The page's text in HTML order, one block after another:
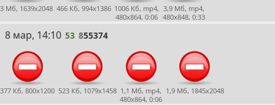
3 Мб, 1639x2048 466 Кб, 994x1386 1006 Кб, mp4,
480x864, 0:06
3,9 Мб, mp4,
480x848, 0:33
53
8 мар, 14:10 53 855374
377 Кб, 800x1200 523 Кб, 1079x1458 1,1 Мб, mp4,
480x864, 0:06
1,9 Мб, 1845x2048